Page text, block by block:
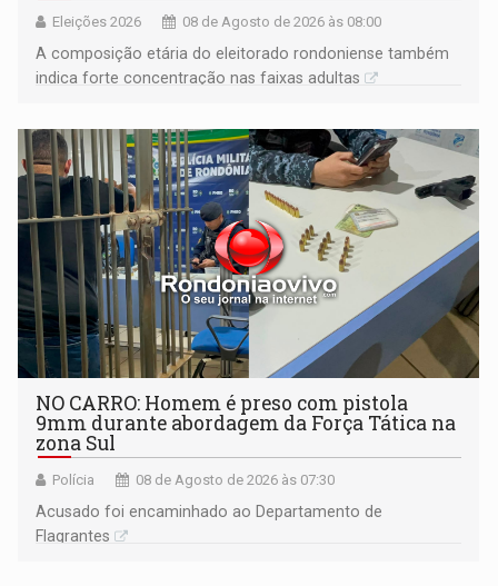
Eleições 2026 08 de Agosto de 2026 às 08:00
A composição etária do eleitorado rondoniense também
indica forte concentração nas faixas adultas
NO CARRO: Homem é preso com pistola
9mm durante abordagem da Força Tática na
zona Sul
Polícia 08 de Agosto de 2026 às 07:30
Acusado foi encaminhado ao Departamento de
Flagrantes